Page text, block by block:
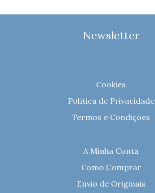
Newsletter
Cookies
Política de Privacidade
Termos e Condições
A Minha Conta
Como Comprar
Envio de Originais